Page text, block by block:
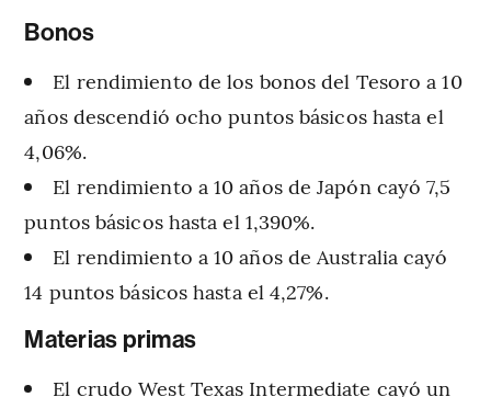
Bonos
El rendimiento de los bonos del Tesoro a 10
años descendió ocho puntos básicos hasta el
4,06%.
El rendimiento a 10 años de Japón cayó 7,5
puntos básicos hasta el 1,390%.
El rendimiento a 10 años de Australia cayó
14 puntos básicos hasta el 4,27%.
Materias primas
El crudo West Texas Intermediate cayó un